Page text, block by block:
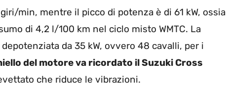
min, mentre il picco di potenza è di 61 kW, ossia
di 4,2 l/100 km nel ciclo misto WMTC. La
da 35 kW, ovvero 48 cavalli, per i
del motore va ricordato il Suzuki Cross
che riduce le vibrazioni.